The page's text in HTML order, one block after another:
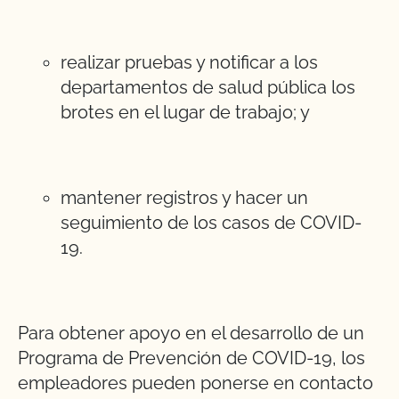
realizar pruebas y notificar a los
departamentos de salud pública los
brotes en el lugar de trabajo; y
mantener registros y hacer un
seguimiento de los casos de COVID-
19.
Para obtener apoyo en el desarrollo de un
Programa de Prevención de COVID-19, los
empleadores pueden ponerse en contacto